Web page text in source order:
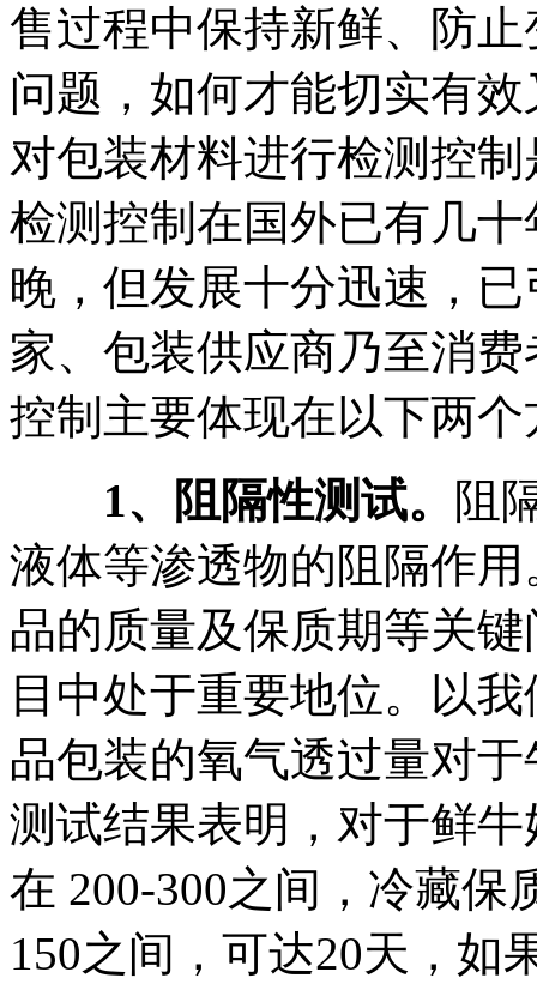
售过程中保持新鲜、防
问题，如何才能切实有
对包装材料进行检测控
检测控制在国外已有几
晚，但发展十分迅速，
家、包装供应商乃至消
控制主要体现在以下两个
1、阻隔性测试。
阻
液体等渗透物的阻隔作
品的质量及保质期等关
目中处于重要地位。以
品包装的氧气透过量对
测试结果表明，对于鲜
在 200-300之间，冷藏保
150之间，可达20天，如